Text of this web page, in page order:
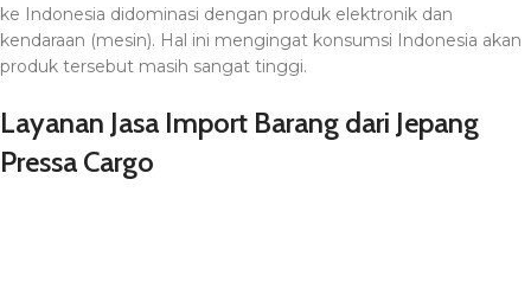
ke Indonesia didominasi dengan produk elektronik dan
kendaraan (mesin). Hal ini mengingat konsumsi Indonesia akan
produk tersebut masih sangat tinggi.
Layanan Jasa Import Barang dari Jepang
Pressa Cargo